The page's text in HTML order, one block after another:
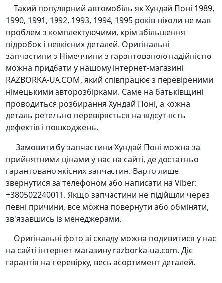
Такий популярний автомобіль як Хундай Поні 1989,
1990, 1991, 1992, 1993, 1994, 1995 років ніколи не мав
проблем з комплектуючими, крім збільшення
підробок і неякісних деталей. Оригінальні
запчастини з Німеччини з гарантованою надійністю
можна придбати у нашому інтернет-магазині
RAZBORKA-UA.COM, який співпрацює з перевіреними
німецькими авторозбірками. Саме на батьківщині
проводиться розбирання Хундай Поні, а кожна
деталь ретельно перевіряється на відсутність
дефектів і пошкоджень.
Замовити бу запчастини Хундай Поні можна за
прийнятними цінами у нас на сайті, де достатньо
гарантовано якісних запчастин. Варто лише
звернутися за телефоном або написати на Viber:
+380502240011. Якщо запчастини не підійшли через
певні причини, все можна повернути або обміняти,
зв'язавшись із менеджерами.
Оригінальні фото зі складу можна подивитися у нас
на сайті інтернет-магазину razborka-ua.com. Діє
гарантія на перевірку, весь асортимент деталей.